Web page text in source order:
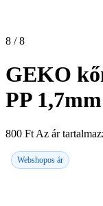
8 / 8
GEKO
PP
800 Ft Az ár
Webshopos ár